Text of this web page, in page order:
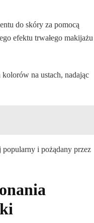
do skóry za pomocą
efektu trwałego makijażu
na ustach, nadając
i pożądany przez